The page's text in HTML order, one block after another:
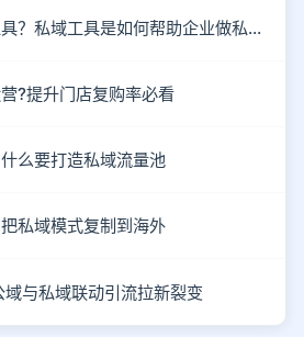
为什么要使用私域工具？私域工具是如何帮助企业做私域的？
?提升门店复购率必看
么要打造私域流量池
私域模式复制到海外
与私域联动引流拉新裂变